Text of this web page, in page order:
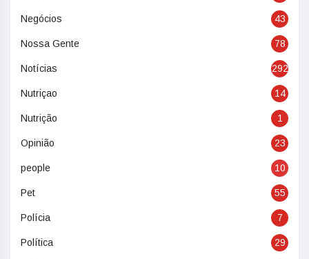
Negócios 43
Nossa Gente 78
Notícias 292
Nutriçao 14
Nutrição 1
Opinião 23
people 10
Pet 55
Polícia 7
Política 29